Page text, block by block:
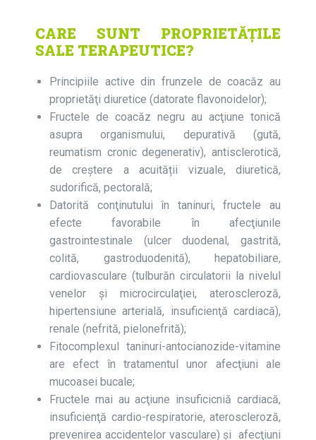
CARE SUNT PROPRIETĂȚILE
SALE TERAPEUTICE?
Principiile active din frunzele de coacăz au
proprietăţi diuretice (datorate flavonoidelor);
Fructele de coacăz negru au acţiune tonică
asupra organismului, depurativă (gută,
reumatism cronic degenerativ), antisclerotică,
de creştere a acuității vizuale, diuretică,
sudorifică, pectorală;
Datorită conţinutului în taninuri, fructele au
efecte favorabile în afecţiunile
gastrointestinale (ulcer duodenal, gastrită,
colită, gastroduodenită), hepatobiliare,
cardiovasculare (tulburăn circulatorii la nivelul
venelor şi microcirculaţiei, ateroscleroză,
hipertensiune arterială, insuficienţă cardiacă),
renale (nefrită, pielonefrită);
Fitocomplexul taninuri-antocianozide-vitamine
are efect în tratamentul unor afecţiuni ale
mucoasei bucale;
Fructele mai au acţiune insuficicniă cardiacă,
insuficienţă cardio-respiratorie, ateroscleroză,
prevenirea accidentelor vasculare) și afecţiuni